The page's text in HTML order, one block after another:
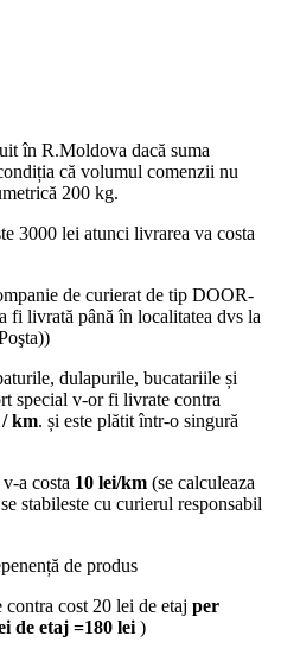
în R.Moldova dacă suma
că volumul comenzii nu
200 kg.
3000 lei atunci livrarea va costa
de curierat de tip DOOR-
livrată până în localitatea dvs la
dulapurile, bucatariile și
special v-or fi livrate contra
/ km. și este plătit într-o singură
v-a costa 10 lei/km (se calculeaza
stabileste cu curierul responsabil
de produs
contra cost 20 lei de etaj per
de etaj =180 lei )